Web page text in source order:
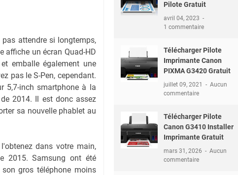
attendre si longtemps,
affiche un écran Quad-HD
emballe également une
pas le S-Pen, cependant.
5,7-inch smartphone à la
2014. Il est donc assez
sa nouvelle phablet au
dans votre main,
2015. Samsung ont été
gros téléphone moins
Pilote Gratuit
avril 04, 2023
1 commentaire
Télécharger Pilote
Imprimante Canon
PIXMA G3420 Gratuit
juillet 09, 2021
Aucun
commentaire
Télécharger Pilote
Canon G3410 Installer
Imprimante Gratuit
mars 31, 2026
Aucun
commentaire